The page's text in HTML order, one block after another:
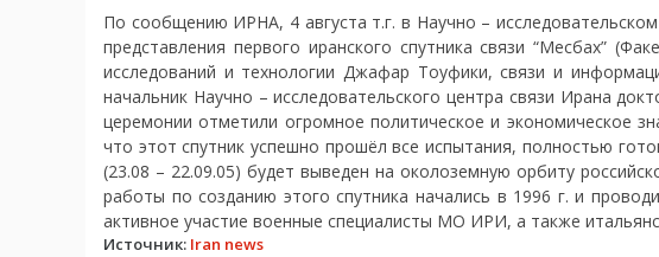
По сообщению ИРНА, 4 августа т.г. в Научно –
представления первого иранского спутника связи “Месбах”
исследований и технологии Джафар Тоуфики, связи и
начальник Научно – исследовательского центра связи Ирана
церемонии отметили огромное политическое и экономическое
что этот спутник успешно прошёл все испытания, полностью
(23.08 – 22.09.05) будет выведен на околоземную орбиту
работы по созданию этого спутника начались в 1996 г. и
активное участие военные специалисты МО ИРИ, а также
Источник: Iran news